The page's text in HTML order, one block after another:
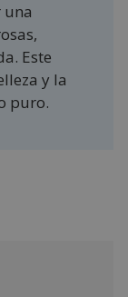
una
Este
y la
puro.